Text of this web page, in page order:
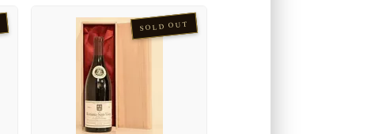
SOLD OUT